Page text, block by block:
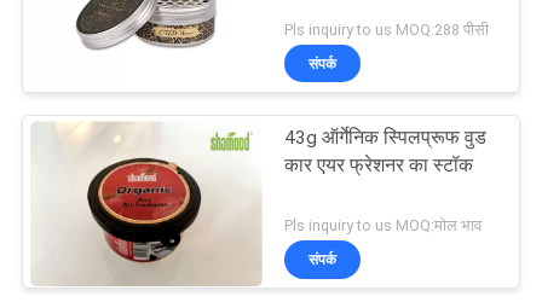
समाचार
की
हाइड्रोफिलिक मसूड़ों
36
Pls inquiry to us MOQ:288 पीसी
संपर्क
43g ऑर्गेनिक स्पिलप्रूफ वुड
कार एयर फ्रेशनर का स्टॉक
Pls inquiry to us MOQ:मोल भाव
संपर्क